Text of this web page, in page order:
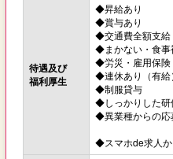
待遇及び
福利厚生
◆昇給あり
◆賞与あり
◆交通費全額支給
◆まかない・食事
◆労災・雇用保険
◆連休あり（有給
◆制服貸与
◆しっかりした研
◆異業種からの
◆スマホde求人か